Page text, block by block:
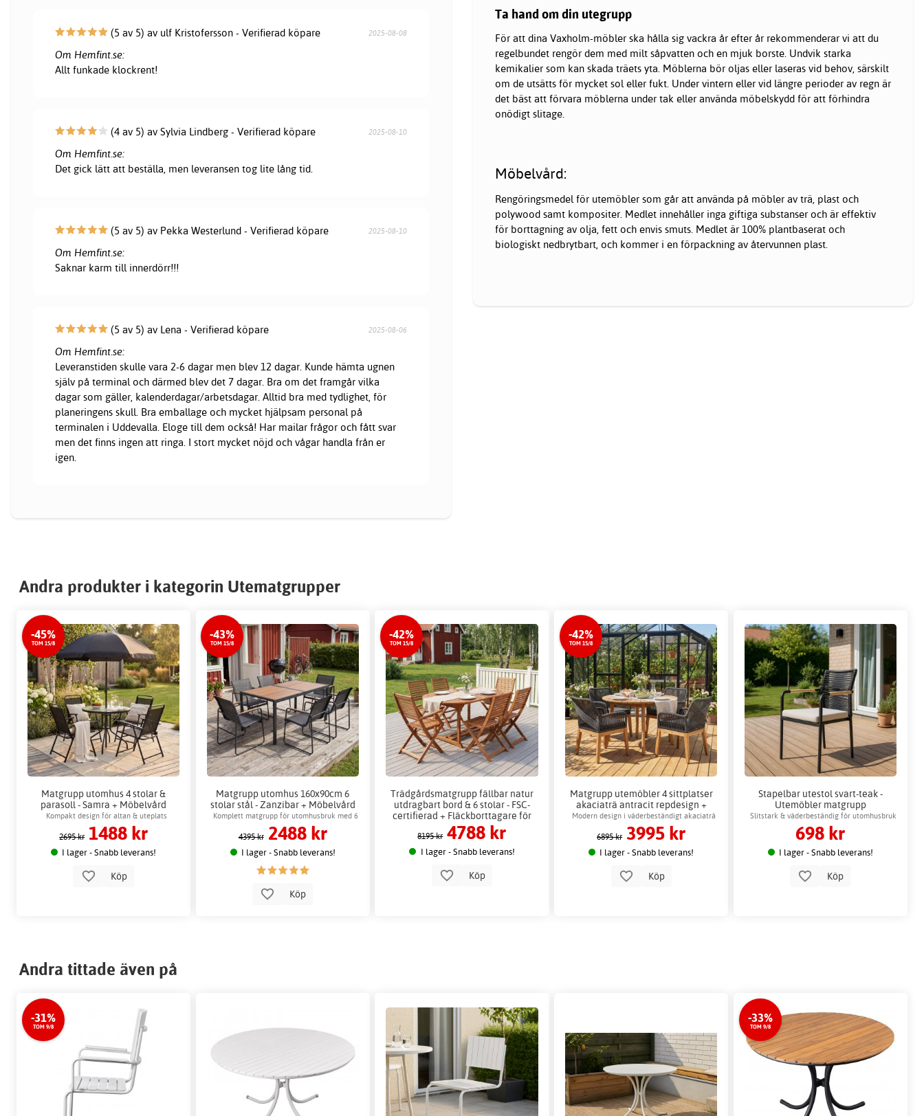
Ta hand om din utegrupp
För att dina Vaxholm-möbler ska hålla sig vackra år efter år rekommenderar vi att du
regelbundet rengör dem med milt såpvatten och en mjuk borste. Undvik starka
kemikalier som kan skada träets yta. Möblerna bör oljas eller laseras vid behov, särskilt
om de utsätts för mycket sol eller fukt. Under vintern eller vid längre perioder av regn är
det bäst att förvara möblerna under tak eller använda möbelskydd för att förhindra
onödigt slitage.
Möbelvård:
Rengöringsmedel för utemöbler som går att använda på möbler av trä, plast och
polywood samt kompositer. Medlet innehåller inga giftiga substanser och är effektiv
för borttagning av olja, fett och envis smuts. Medlet är 100% plantbaserat och
biologiskt nedbrytbart, och kommer i en förpackning av återvunnen plast.
(5 av 5) av ulf Kristofersson - Verifierad köpare 2025-08-08
Om Hemfint.se:
Allt funkade klockrent!
(4 av 5) av Sylvia Lindberg - Verifierad köpare 2025-08-10
Om Hemfint.se:
Det gick lätt att beställa, men leveransen tog lite lång tid.
(5 av 5) av Pekka Westerlund - Verifierad köpare 2025-08-10
Om Hemfint.se:
Saknar karm till innerdörr!!!
(5 av 5) av Lena - Verifierad köpare 2025-08-06
Om Hemfint.se:
Leveranstiden skulle vara 2-6 dagar men blev 12 dagar. Kunde hämta ugnen
själv på terminal och därmed blev det 7 dagar. Bra om det framgår vilka
dagar som gäller, kalenderdagar/arbetsdagar. Alltid bra med tydlighet, för
planeringens skull. Bra emballage och mycket hjälpsam personal på
terminalen i Uddevalla. Eloge till dem också! Har mailar frågor och fått svar
men det finns ingen att ringa. I stort mycket nöjd och vågar handla från er
igen.
Andra produkter i kategorin Utematgrupper
-45%
TOM 15/8
Matgrupp utomhus 4 stolar &
parasoll - Samra + Möbelvård
Kompakt design för altan & uteplats
2695 kr 1488 kr
I lager - Snabb leverans!
Köp
-43%
TOM 15/8
Matgrupp utomhus 160x90cm 6
stolar stål - Zanzibar + Möbelvård
Komplett matgrupp för utomhusbruk med 6
stolar
4395 kr 2488 kr
I lager - Snabb leverans!
Köp
-42%
TOM 15/8
Trädgårdsmatgrupp fällbar natur
utdragbart bord & 6 stolar - FSC-
certifierad + Fläckborttagare för
möbler
8195 kr 4788 kr
I lager - Snabb leverans!
Köp
-42%
TOM 15/8
Matgrupp utemöbler 4 sittplatser
akaciaträ antracit repdesign +
Fläckborttagare för möbler
Modern design i väderbeständigt akaciaträ
6895 kr 3995 kr
I lager - Snabb leverans!
Köp
Stapelbar utestol svart-teak -
Utemöbler matgrupp
Slitstark & väderbeständig för utomhusbruk
698 kr
I lager - Snabb leverans!
Köp
Andra tittade även på
-31%
TOM 9/8
-33%
TOM 9/8